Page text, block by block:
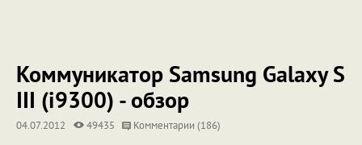
Коммуникатор Samsung Galaxy S
III (i9300) - обзор
04.07.2012 49435 Комментарии (186)